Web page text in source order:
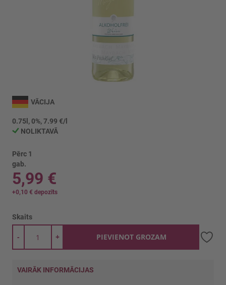
uz
galerijas
sākumu
VĀCIJA
0.75l, 0%, 7.99 €/l
NOLIKTAVĀ
Pērc 1
gab.
5,99 €
+0,10 € depozīts
Skaits
+
- PIEVIENOT GROZAM
VAIRĀK INFORMĀCIJAS